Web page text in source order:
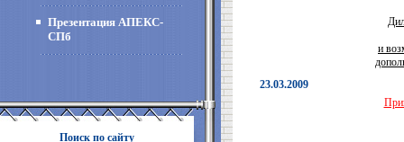
Презентация АПЕКС-
СПб
Поиск по сайту
и
23.03.2009